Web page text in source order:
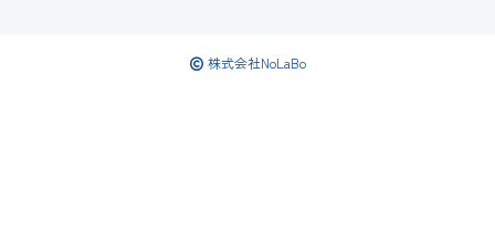
株式会社NoLaBo